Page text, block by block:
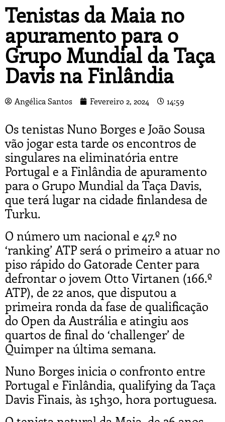
Tenistas da Maia no
apuramento para o
Grupo Mundial da Taça
Davis na Finlândia
Angélica Santos Fevereiro 2, 2024 14:59
Os tenistas Nuno Borges e João Sousa
vão jogar esta tarde os encontros de
singulares na eliminatória entre
Portugal e a Finlândia de apuramento
para o Grupo Mundial da Taça Davis,
que terá lugar na cidade finlandesa de
Turku.
O número um nacional e 47.º no
‘ranking’ ATP será o primeiro a atuar no
piso rápido do Gatorade Center para
defrontar o jovem Otto Virtanen (166.º
ATP), de 22 anos, que disputou a
primeira ronda da fase de qualificação
do Open da Austrália e atingiu aos
quartos de final do ‘challenger’ de
Quimper na última semana.
Nuno Borges inicia o confronto entre
Portugal e Finlândia, qualifying da Taça
Davis Finais, às 15h30, hora portuguesa.